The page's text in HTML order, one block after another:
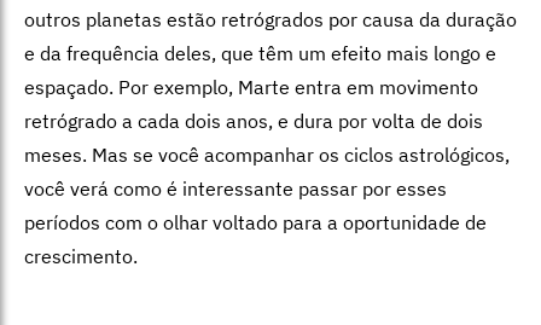
outros planetas estão retrógrados por causa da duração
e da frequência deles, que têm um efeito mais longo e
espaçado. Por exemplo, Marte entra em movimento
retrógrado a cada dois anos, e dura por volta de dois
meses. Mas se você acompanhar os ciclos astrológicos,
você verá como é interessante passar por esses
períodos com o olhar voltado para a oportunidade de
crescimento.